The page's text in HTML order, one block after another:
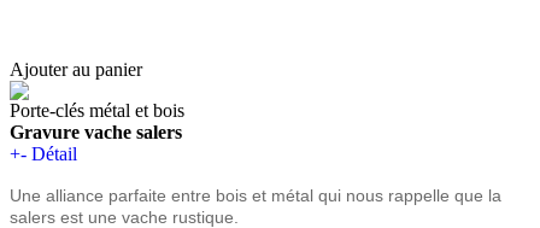
Ajouter au panier
Porte-clés métal et bois
Gravure vache salers
+- Détail
Une alliance parfaite entre bois et métal qui nous rappelle que la
salers est une vache rustique.